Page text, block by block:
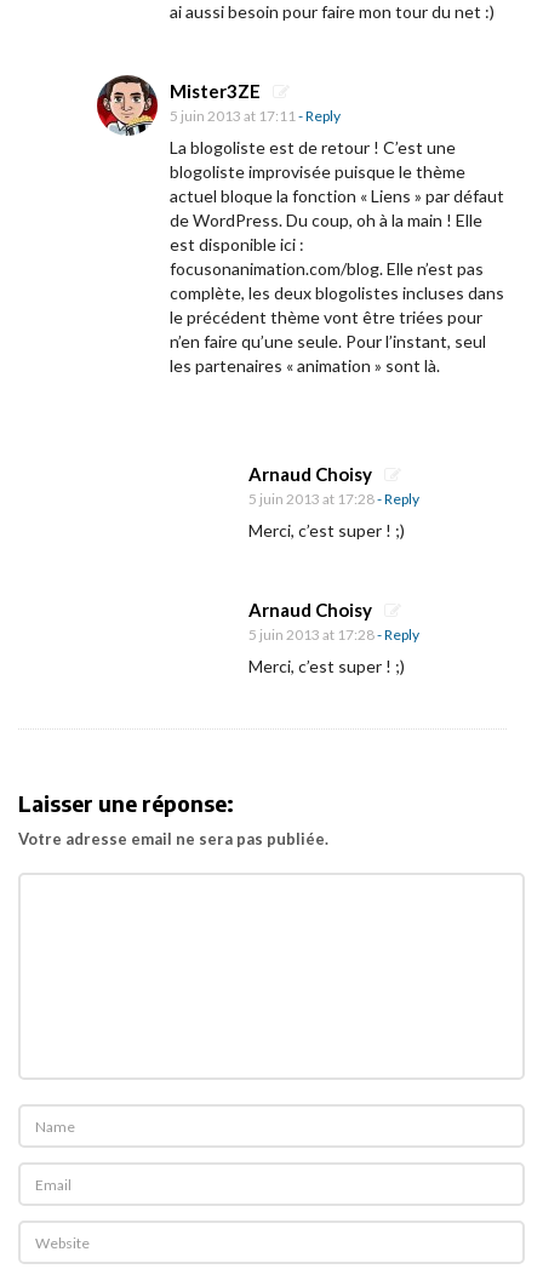
ai aussi besoin pour faire mon tour du net :)
Mister3ZE
5 juin 2013 at 17:11- Reply
La blogoliste est de retour ! C’est une
blogoliste improvisée puisque le thème
actuel bloque la fonction « Liens » par défaut
de WordPress. Du coup, oh à la main ! Elle
est disponible ici :
focusonanimation.com/blog. Elle n’est pas
complète, les deux blogolistes incluses dans
le précédent thème vont être triées pour
n’en faire qu’une seule. Pour l’instant, seul
les partenaires « animation » sont là.
Arnaud Choisy
5 juin 2013 at 17:28- Reply
Merci, c’est super ! ;)
Arnaud Choisy
5 juin 2013 at 17:28- Reply
Merci, c’est super ! ;)
Laisser une réponse:
Votre adresse email ne sera pas publiée.